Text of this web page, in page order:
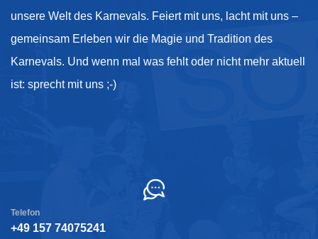
unsere Welt des Karnevals. Feiert mit uns, lacht mit uns –
gemeinsam Erleben wir die Magie und Tradition des
Karnevals. Und wenn mal was fehlt oder nicht mehr aktuell
ist: sprecht mit uns ;-)
Telefon
+49 157 74075241